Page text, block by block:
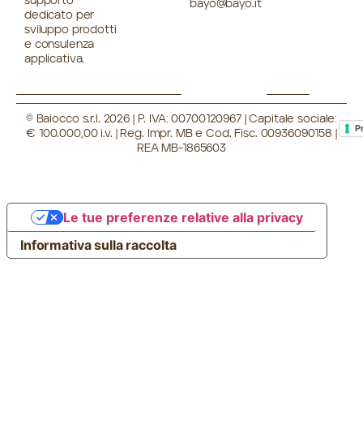
dedicato per
sviluppo prodotti
e consulenza
applicativa.
bayo@bayo.it
© Baiocco s.r.l. 2026 | P. IVA: 00700120967 | Capitale sociale:
€ 100.000,00 i.v. | Reg. Impr. MB e Cod. Fisc. 00936090158 |
REA MB-1865603
Informativa sulla raccolta
Le tue preferenze relative alla privacy